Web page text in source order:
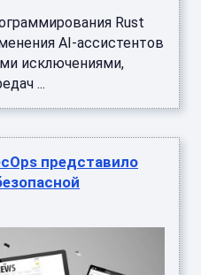
Rust
AI-ассистентов
исключениями,
...
представило